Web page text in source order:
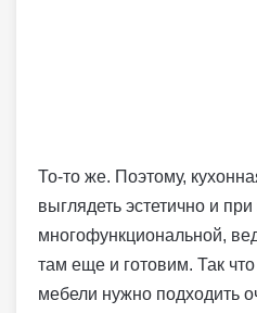
То-то же. Поэтому,
выглядеть эстетично и
многофункциональной,
там еще и готовим. Так
мебели нужно подходить